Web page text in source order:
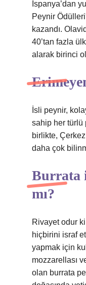
İspanya’dan
Peynir
kazandı.
40’tan fazla
alarak birinci
İsli peynir,
sahip her
birlikte,
daha çok
Burrata
mı?
Rivayet odur
hiçbirini israf
yapmak için
mozzarellası
olan burrata